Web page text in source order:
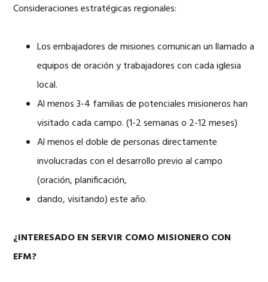
Consideraciones estratégicas regionales:
Los embajadores de misiones comunican un llamado a
equipos de oración y trabajadores con cada iglesia
local.
Al menos 3-4 familias de potenciales misioneros han
visitado cada campo. (1-2 semanas o 2-12 meses)
Al menos el doble de personas directamente
involucradas con el desarrollo previo al campo
(oración, planificación,
dando, visitando) este año.
¿INTERESADO EN SERVIR COMO MISIONERO CON
EFM?